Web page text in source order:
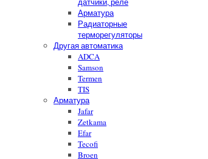
Арматура
Радиаторные
терморегуляторы
Другая автоматика
ADCA
Samson
Termen
TIS
Арматура
Jafar
Zetkama
Efar
Tecofi
Broen